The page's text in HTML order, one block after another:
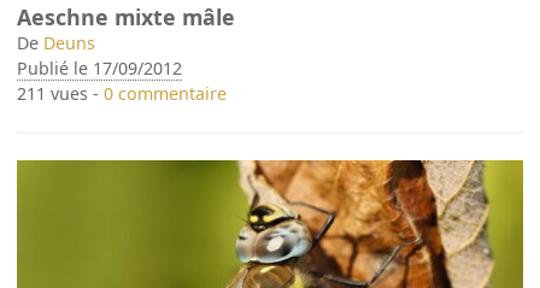
Aeschne mixte mâle
De Deuns
Publié le 17/09/2012
211 vues -0 commentaire